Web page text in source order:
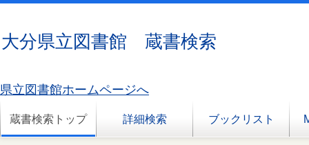
大分県立図書館 蔵書検索
県立図書館ホームページへ
蔵書検索トップ 詳細検索 ブックリスト